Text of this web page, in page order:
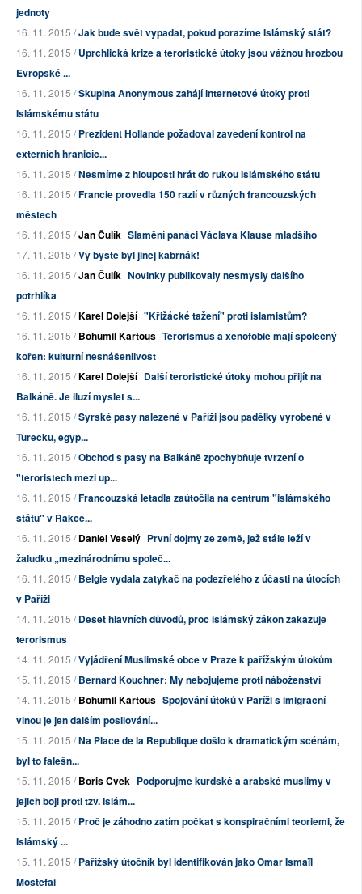
jednoty
16. 11. 2015 /Jak bude svět vypadat, pokud porazíme Islámský stát?
16. 11. 2015 /Uprchlická krize a teroristické útoky jsou vážnou hrozbou
Evropské ...
16. 11. 2015 /Skupina Anonymous zahájí internetové útoky proti
Islámskému státu
16. 11. 2015 /Prezident Hollande požadoval zavedení kontrol na
externích hranicíc...
16. 11. 2015 /Nesmíme z hlouposti hrát do rukou Islámského státu
16. 11. 2015 /Francie provedla 150 razií v různých francouzských
městech
16. 11. 2015 /Jan Čulík Slamění panáci Václava Klause mladšího
17. 11. 2015 /Vy byste byl jinej kabrňák!
16. 11. 2015 /Jan Čulík Novinky publikovaly nesmysly dalšího
potrhlíka
16. 11. 2015 /Karel Dolejší "Křižácké tažení" proti islamistům?
16. 11. 2015 /Bohumil Kartous Terorismus a xenofobie mají společný
kořen: kulturní nesnášenlivost
16. 11. 2015 /Karel Dolejší Další teroristické útoky mohou přijít na
Balkáně. Je iluzí myslet s...
16. 11. 2015 /Syrské pasy nalezené v Paříži jsou padělky vyrobené v
Turecku, egyp...
16. 11. 2015 /Obchod s pasy na Balkáně zpochybňuje tvrzení o
"teroristech mezi up...
16. 11. 2015 /Francouzská letadla zaútočila na centrum "islámského
státu" v Rakce...
16. 11. 2015 /Daniel Veselý První dojmy ze země, jež stále leží v
žaludku „mezinárodnímu společ...
16. 11. 2015 /Belgie vydala zatykač na podezřelého z účasti na útocích
v Paříži
14. 11. 2015 /Deset hlavních důvodů, proč islámský zákon zakazuje
terorismus
14. 11. 2015 /Vyjádření Muslimské obce v Praze k pařížským útokům
15. 11. 2015 /Bernard Kouchner: My nebojujeme proti náboženství
14. 11. 2015 /Bohumil Kartous Spojování útoků v Paříži s imigrační
vlnou je jen dalším posilování...
15. 11. 2015 /Na Place de la Republique došlo k dramatickým scénám,
byl to falešn...
15. 11. 2015 /Boris Cvek Podporujme kurdské a arabské muslimy v
jejich boji proti tzv. Islám...
15. 11. 2015 /Proč je záhodno zatím počkat s konspiračními teoriemi, že
Islámský ...
15. 11. 2015 /Pařížský útočník byl identifikován jako Omar Ismaïl
Mostefai